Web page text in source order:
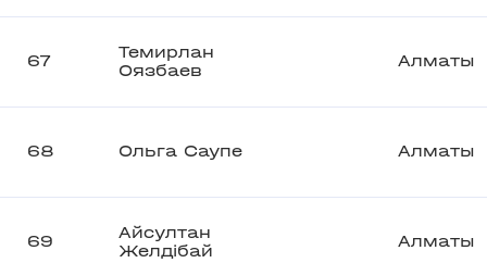
67
Темирлан
Оязбаев
Алматы
68 Ольга Саупе Алматы
69
Айсултан
Желдібай
Алматы